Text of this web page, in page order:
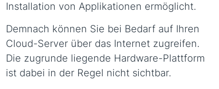
Installation von Applikationen ermöglicht.
Demnach können Sie bei Bedarf auf Ihren
Cloud-Server über das Internet zugreifen.
Die zugrunde liegende Hardware-Plattform
ist dabei in der Regel nicht sichtbar.